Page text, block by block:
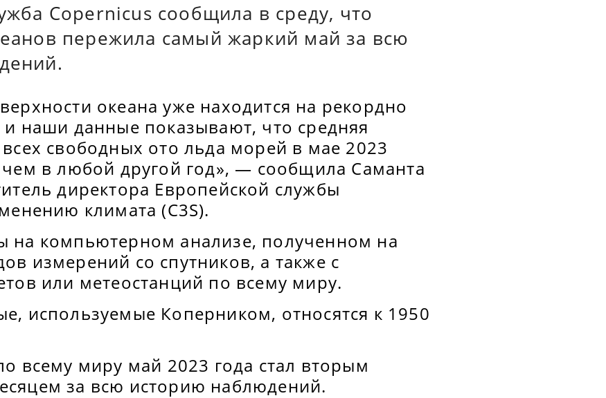
Copernicus сообщила в среду, что
пережила самый жаркий май за всю
океана уже находится на рекордно
наши данные показывают, что средняя
свободных ото льда морей в мае 2023
в любой другой год», — сообщила Саманта
директора Европейской службы
климата (C3S).
на компьютерном анализе, полученном на
измерений со спутников, а также с
или метеостанций по всему миру.
используемые Коперником, относятся к 1950
всему миру май 2023 года стал вторым
за всю историю наблюдений.